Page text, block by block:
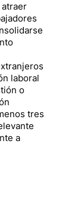
atraer
laboral
o
tres
a